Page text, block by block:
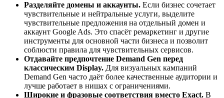
Разделяйте домены и аккаунты. Если бизнес сочетает
чувствительные и нейтральные услуги, выделите
чувствительные предложения на отдельный домен и
аккаунт Google Ads. Это спасёт ремаркетинг и другие
инструменты для основной части бизнеса и позволит
соблюсти правила для чувствительных сервисов.
Отдавайте предпочтение Demand Gen перед
классическим Display. Для визуальных кампаний
Demand Gen часто даёт более качественные аудитории и
лучше работает в нишах с ограничениями.
Широкие и фразовые соответствия вместо Exact. В